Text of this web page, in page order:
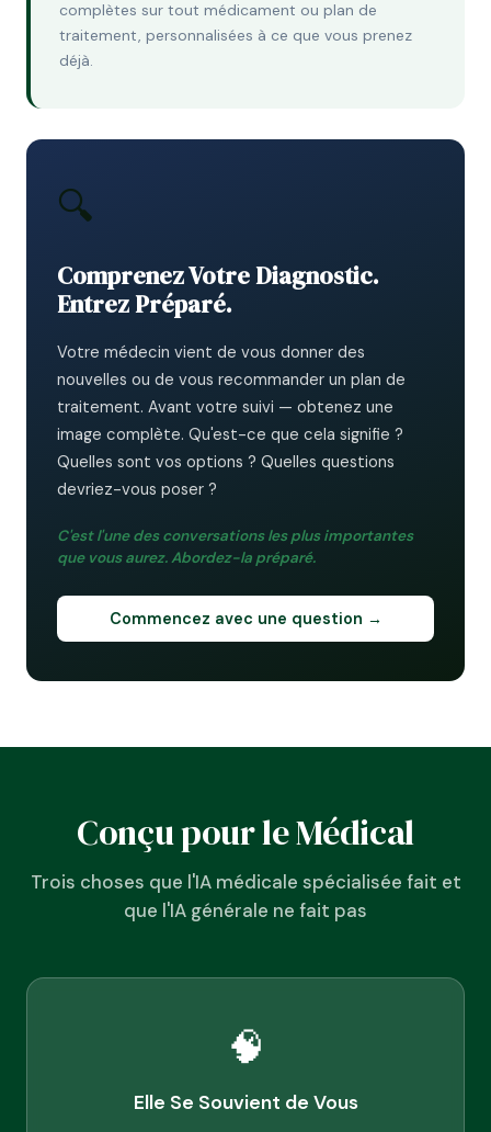
complètes sur tout médicament ou plan de
traitement, personnalisées à ce que vous prenez
déjà.
🔍
Comprenez Votre Diagnostic.
Entrez Préparé.
Votre médecin vient de vous donner des
nouvelles ou de vous recommander un plan de
traitement. Avant votre suivi — obtenez une
image complète. Qu'est-ce que cela signifie ?
Quelles sont vos options ? Quelles questions
devriez-vous poser ?
C'est l'une des conversations les plus importantes
que vous aurez. Abordez-la préparé.
Commencez avec une question →
Conçu pour le Médical
Trois choses que l'IA médicale spécialisée fait et
que l'IA générale ne fait pas
🧠
Elle Se Souvient de Vous